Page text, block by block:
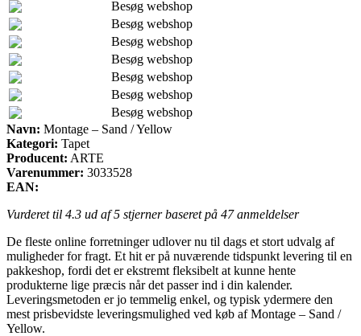
Besøg webshop
Besøg webshop
Besøg webshop
Besøg webshop
Besøg webshop
Besøg webshop
Besøg webshop
Navn: Montage – Sand / Yellow
Kategori: Tapet
Producent: ARTE
Varenummer: 3033528
EAN:
Vurderet til 4.3 ud af 5 stjerner baseret på 47anmeldelser
De fleste online forretninger udlover nu til dags et stort udvalg af
muligheder for fragt. Et hit er på nuværende tidspunkt levering til en
pakkeshop, fordi det er ekstremt fleksibelt at kunne hente
produkterne lige præcis når det passer ind i din kalender.
Leveringsmetoden er jo temmelig enkel, og typisk ydermere den
mest prisbevidste leveringsmulighed ved køb af Montage – Sand /
Yellow.